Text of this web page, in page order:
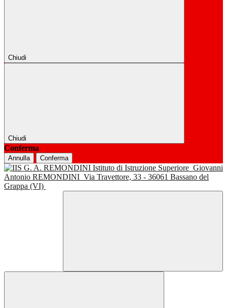
Chiudi
Chiudi
Conferma
Annulla Conferma
Istituto di Istruzione Superiore Giovanni
Antonio REMONDINI Via Travettore, 33 - 36061 Bassano del
Grappa (VI)